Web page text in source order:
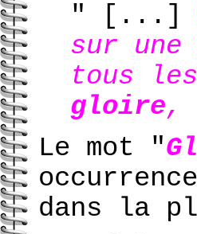
" [...]
sur une
tous
gloire,
Le mot "
dans la